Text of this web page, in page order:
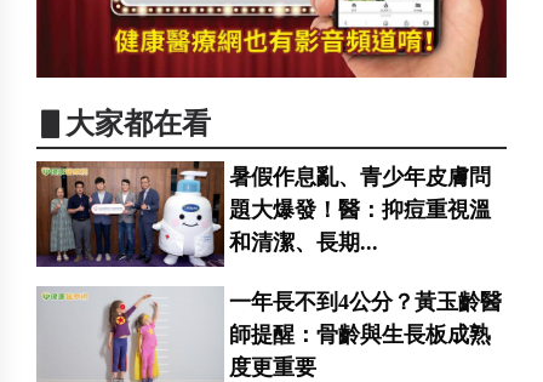
▋大家都在看
暑假作息亂、青少年皮膚問
題大爆發！醫：抑痘重視溫
和清潔、長期...
一年長不到4公分？黃玉齡醫
師提醒：骨齡與生長板成熟
度更重要